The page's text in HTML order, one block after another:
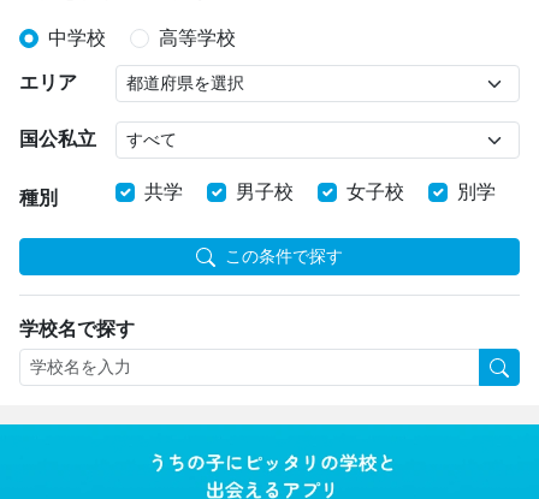
中学校 高等学校
エリア
国公私立
種別 共学 男子校 女子校 別学
この条件で探す
学校名で探す